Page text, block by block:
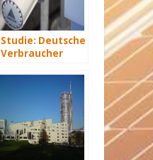
Studie: Deutsche
Verbraucher
Hunderte Euro
an Heizkosten